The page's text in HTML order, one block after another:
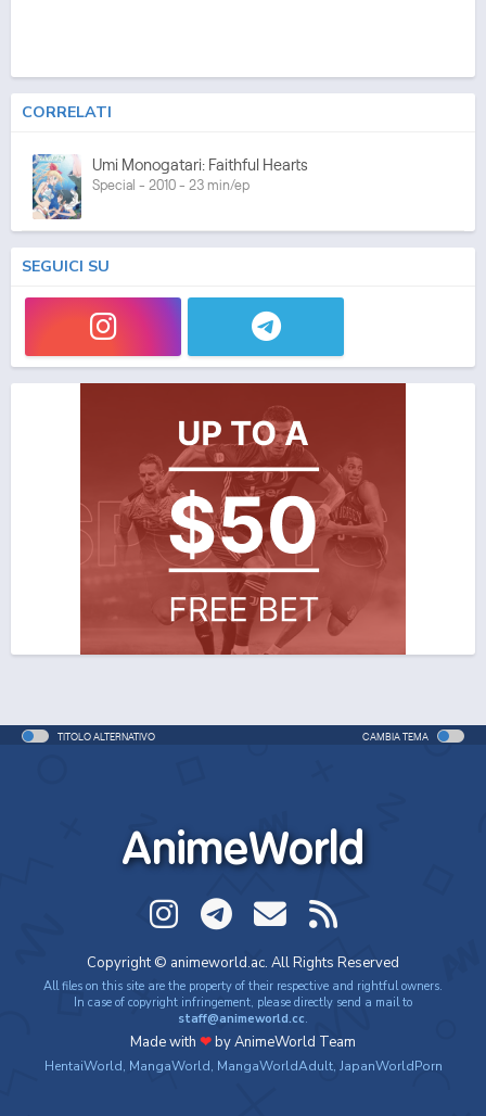
CORRELATI
Umi Monogatari: Faithful Hearts
Special - 2010 - 23 min/ep
SEGUICI SU
TITOLO ALTERNATIVO CAMBIA TEMA
AnimeWorld
Copyright © animeworld.ac. All Rights Reserved
All files on this site are the property of their respective and rightful owners.
In case of copyright infringement, please directly send a mail to
staff@animeworld.cc.
Made with ❤by AnimeWorld Team
HentaiWorld, MangaWorld, MangaWorldAdult, JapanWorldPorn